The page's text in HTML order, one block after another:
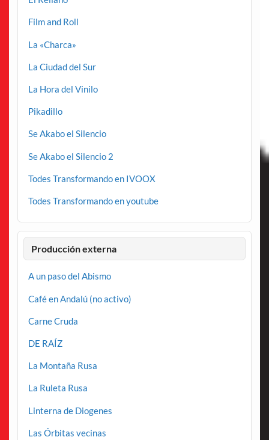
Film and Roll
La «Charca»
La Ciudad del Sur
La Hora del Vinilo
Pikadillo
Se Akabo el Silencio
Se Akabo el Silencio 2
Todes Transformando en IVOOX
Todes Transformando en youtube
Producción externa
A un paso del Abismo
Café en Andalú (no activo)
Carne Cruda
DE RAÍZ
La Montaña Rusa
La Ruleta Rusa
Linterna de Diogenes
Las Órbitas vecinas